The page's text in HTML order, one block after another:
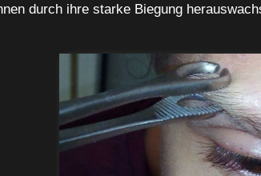
durch ihre starke Biegung